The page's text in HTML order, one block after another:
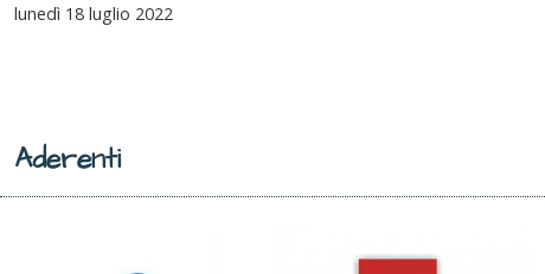
lunedì 18 luglio 2022
Aderenti